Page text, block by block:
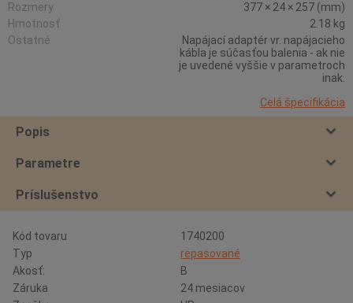
Rozmery
377 × 24 × 257 (mm)
Hmotnosť
2.18 kg
Ostatné
Napájací adaptér vr. napájacieho
kábla je súčasťou balenia - ak nie
je uvedené vyššie v parametroch
inak.
Celá špecifikácia
Popis
Parametre
Príslušenstvo
Kód tovaru
1740200
Typ
repasované
Akosť:
B
Záruka
24 mesiacov